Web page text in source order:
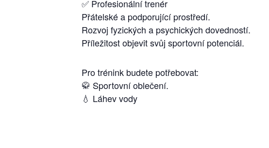
✅ Profesionální trenér
Přátelské a podporující prostředí.
Rozvoj fyzických a psychických dovedností.
Příležitost objevit svůj sportovní potenciál.
Pro trénink budete potřebovat:
🥋 Sportovní oblečení.
💧 Láhev vody